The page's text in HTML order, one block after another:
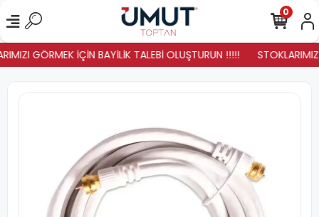
GÖRMEK İÇİN BAYİLİK TALEBİ OLUŞTURUN !!!!!
0